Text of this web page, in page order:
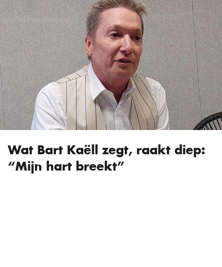
Wat Bart Kaëll zegt, raakt diep:
“Mijn hart breekt”